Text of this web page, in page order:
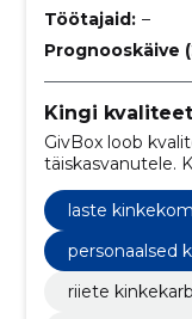
Töötajaid: –
Prognooskäive
Kingi
GivBox loob
täiskasvanutele.
on korraga ilusad,
laste
personaalsed
riiete